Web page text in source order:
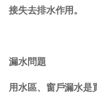
接失去排水作用。
漏水問題
用水區、窗戶漏水是